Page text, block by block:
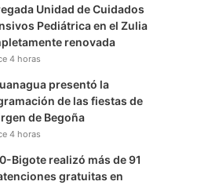
Unidad de Cuidados
Pediátrica en el Zulia
renovada
4 horas
presentó la
de las fiestas de
de Begoña
4 horas
Bigote realizó más de 91
gratuitas en